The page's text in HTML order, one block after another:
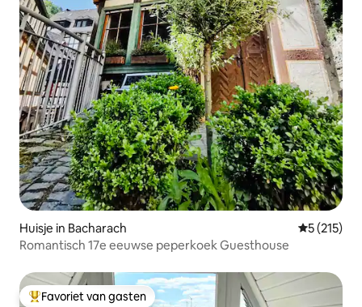
Huisje in Bacharach
5 (215)
Romantisch 17e eeuwse peperkoek Guesthouse
Topfavoriet van gasten
Favoriet van gasten